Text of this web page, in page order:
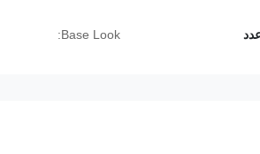
Base Look: